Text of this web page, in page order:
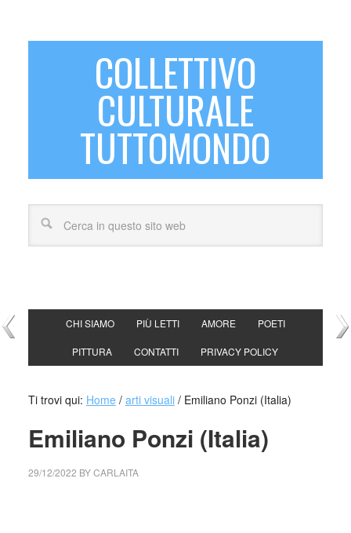
COLLETTIVO
CULTURALE
TUTTOMONDO
CHI SIAMO PIÙ LETTI AMORE POETI
PITTURA CONTATTI PRIVACY POLICY
Ti trovi qui: Home / arti visuali /Emiliano Ponzi (Italia)
Emiliano Ponzi (Italia)
29/12/2022 BYCARLAITA